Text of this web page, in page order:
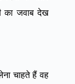
का जवाब देख
चाहते हैं वह